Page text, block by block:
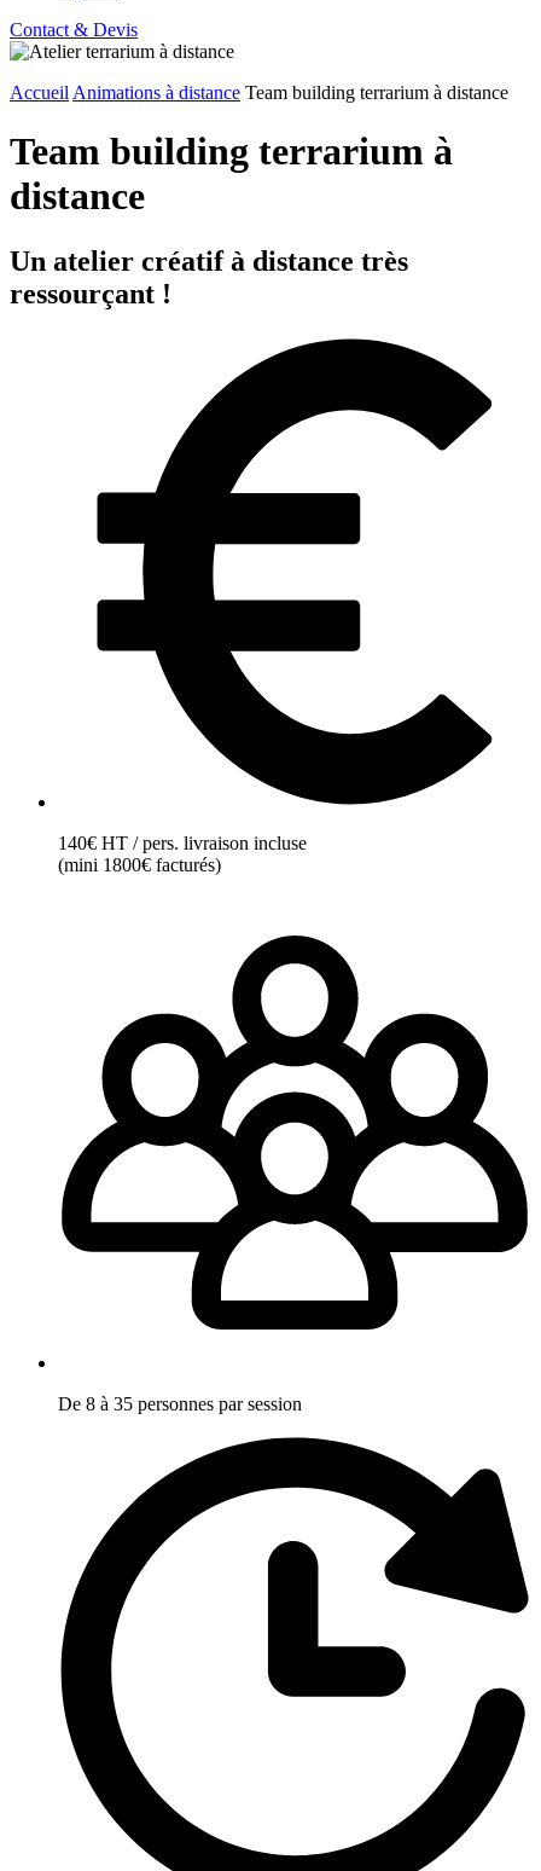
Contact & Devis
Accueil Animations à distance Team building terrarium à distance
Team building terrarium à
distance
Un atelier créatif à distance très
ressourçant !
140€ HT / pers. livraison incluse
(mini 1800€ facturés)
De 8 à 35 personnes par session